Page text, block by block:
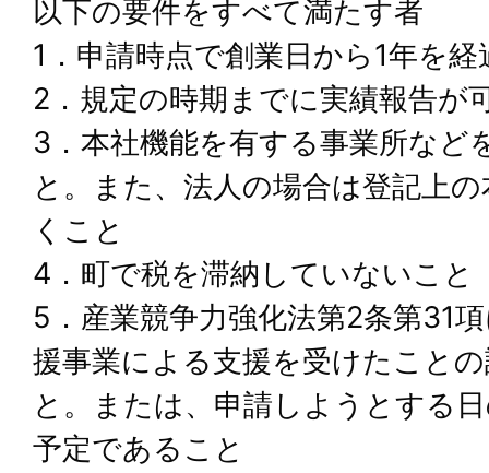
以下の要件をすべて満たす者
1．申請時点で創業日から1年を
2．規定の時期までに実績報告が
3．本社機能を有する事業所など
と。また、法人の場合は登記上
くこと
4．町で税を滞納していないこと
5．産業競争力強化法第2条第31
援事業による支援を受けたこと
と。または、申請しようとする
予定であること